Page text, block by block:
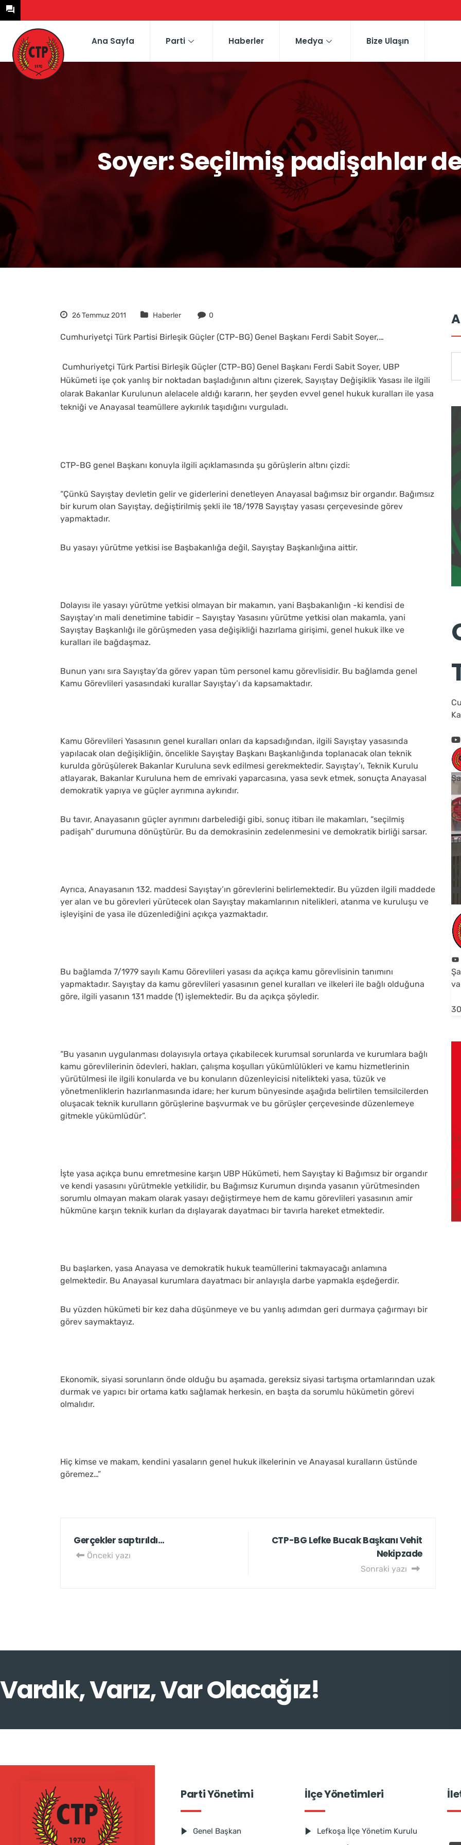
Ana Sayfa Parti Haberler Medya Bize Ulaşın
Soyer: Seçilmiş padişahlar
26 Temmuz 2011 Haberler 0
Cumhuriyetçi Türk Partisi Birleşik Güçler (CTP-BG) Genel Başkanı Ferdi Sabit Soyer,…
Cumhuriyetçi Türk Partisi Birleşik Güçler (CTP-BG) Genel Başkanı Ferdi Sabit Soyer, UBP
Hükümeti işe çok yanlış bir noktadan başladığının altını çizerek, Sayıştay Değişiklik Yasası ile ilgili
olarak Bakanlar Kurulunun alelacele aldığı kararın, her şeyden evvel genel hukuk kuralları ile yasa
tekniği ve Anayasal teamüllere aykırılık taşıdığını vurguladı.
CTP-BG genel Başkanı konuyla ilgili açıklamasında şu görüşlerin altını çizdi:
“Çünkü Sayıştay devletin gelir ve giderlerini denetleyen Anayasal bağımsız bir organdır. Bağımsız
bir kurum olan Sayıştay, değiştirilmiş şekli ile 18/1978 Sayıştay yasası çerçevesinde görev
yapmaktadır.
Bu yasayı yürütme yetkisi ise Başbakanlığa değil, Sayıştay Başkanlığına aittir.
Dolayısı ile yasayı yürütme yetkisi olmayan bir makamın, yani Başbakanlığın -ki kendisi de
Sayıştay’ın mali denetimine tabidir – Sayıştay Yasasını yürütme yetkisi olan makamla, yani
Sayıştay Başkanlığı ile görüşmeden yasa değişikliği hazırlama girişimi, genel hukuk ilke ve
kuralları ile bağdaşmaz.
Bunun yanı sıra Sayıştay’da görev yapan tüm personel kamu görevlisidir. Bu bağlamda genel
Kamu Görevlileri yasasındaki kurallar Sayıştay’ı da kapsamaktadır.
Kamu Görevlileri Yasasının genel kuralları onları da kapsadığından, ilgili Sayıştay yasasında
yapılacak olan değişikliğin, öncelikle Sayıştay Başkanı Başkanlığında toplanacak olan teknik
kurulda görüşülerek Bakanlar Kuruluna sevk edilmesi gerekmektedir. Sayıştay’ı, Teknik Kurulu
atlayarak, Bakanlar Kuruluna hem de emrivaki yaparcasına, yasa sevk etmek, sonuçta Anayasal
demokratik yapıya ve güçler ayrımına aykırıdır.
Bu tavır, Anayasanın güçler ayrımını darbelediği gibi, sonuç itibarı ile makamları, “seçilmiş
padişah” durumuna dönüştürür. Bu da demokrasinin zedelenmesini ve demokratik birliği sarsar.
Ayrıca, Anayasanın 132. maddesi Sayıştay’ın görevlerini belirlemektedir. Bu yüzden ilgili maddede
yer alan ve bu görevleri yürütecek olan Sayıştay makamlarının nitelikleri, atanma ve kuruluşu ve
işleyişini de yasa ile düzenlediğini açıkça yazmaktadır.
Bu bağlamda 7/1979 sayılı Kamu Görevlileri yasası da açıkça kamu görevlisinin tanımını
yapmaktadır. Sayıştay da kamu görevlileri yasasının genel kuralları ve ilkeleri ile bağlı olduğuna
göre, ilgili yasanın 131 madde (1) işlemektedir. Bu da açıkça şöyledir.
“Bu yasanın uygulanması dolayısıyla ortaya çıkabilecek kurumsal sorunlarda ve kurumlara bağlı
kamu görevlilerinin ödevleri, hakları, çalışma koşulları yükümlülükleri ve kamu hizmetlerinin
yürütülmesi ile ilgili konularda ve bu konuların düzenleyicisi nitelikteki yasa, tüzük ve
yönetmenliklerin hazırlanmasında idare; her kurum bünyesinde aşağıda belirtilen temsilcilerden
oluşacak teknik kurulların görüşlerine başvurmak ve bu görüşler çerçevesinde düzenlemeye
gitmekle yükümlüdür”.
İşte yasa açıkça bunu emretmesine karşın UBP Hükümeti, hem Sayıştay ki Bağımsız bir organdır
ve kendi yasasını yürütmekle yetkilidir, bu Bağımsız Kurumun dışında yasanın yürütmesinden
sorumlu olmayan makam olarak yasayı değiştirmeye hem de kamu görevlileri yasasının amir
hükmüne karşın teknik kurları da dışlayarak dayatmacı bir tavırla hareket etmektedir.
Bu başlarken, yasa Anayasa ve demokratik hukuk teamüllerini takmayacağı anlamına
gelmektedir. Bu Anayasal kurumlara dayatmacı bir anlayışla darbe yapmakla eşdeğerdir.
Bu yüzden hükümeti bir kez daha düşünmeye ve bu yanlış adımdan geri durmaya çağırmayı bir
görev saymaktayız.
Ekonomik, siyasi sorunların önde olduğu bu aşamada, gereksiz siyasi tartışma ortamlarından uzak
durmak ve yapıcı bir ortama katkı sağlamak herkesin, en başta da sorumlu hükümetin görevi
olmalıdır.
Hiç kimse ve makam, kendini yasaların genel hukuk ilkelerinin ve Anayasal kuralların üstünde
göremez…”
Gerçekler saptırıldı…
Önceki yazı
CTP-BG Lefke Bucak Başkanı Vehit
Nekipzade
Sonraki yazı
1
Vardık, Varız, Var Olacağız!
Parti Yönetimi
Genel Başkan
İlçe Yönetimleri
Lefkoşa İlçe Yönetim Kurulu